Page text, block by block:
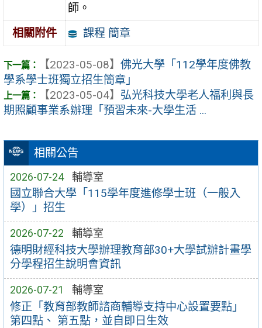
相關公告
2026-07-24 輔導室
國立聯合大學「115學年度進修學士班（一般入
學）」招生
2026-07-22 輔導室
德明財經科技大學辦理教育部30+大學試辦計畫學
分學程招生說明會資訊
2026-07-21 輔導室
修正「教育部教師諮商輔導支持中心設置要點」
第四點、 第五點，並自即日生效
師。
相關附件
課程 簡章
【2023-05-08】 佛光大學「112學年度佛教
學系學士班獨立招生簡章」
【2023-05-04】 弘光科技大學老人福利與長
期照顧事業系辦理「預習未來-大學生活 ...